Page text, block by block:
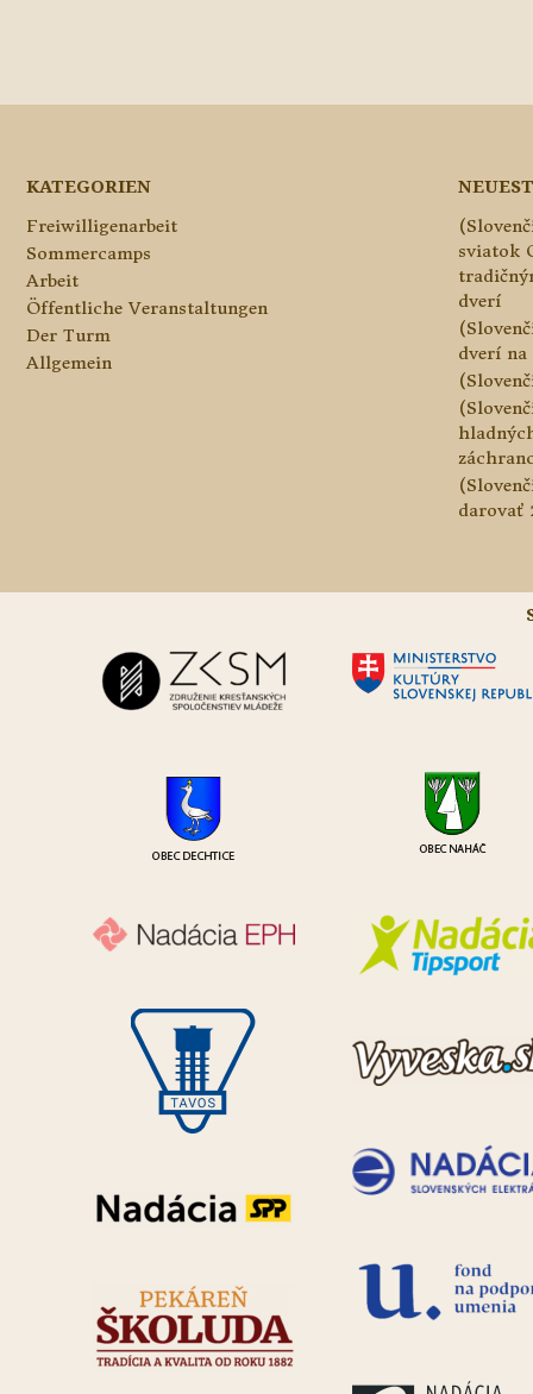
KATEGORIEN
Freiwilligenarbeit
Sommercamps
Arbeit
Öffentliche Veranstaltungen
Der Turm
Allgemein
sviatok
dverí
dverí na
darovať